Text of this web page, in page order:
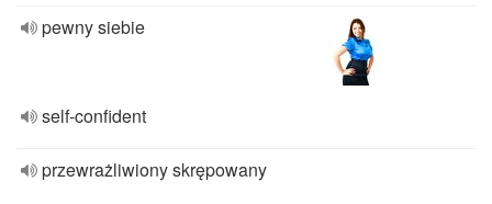
pewny siebie
self-confident
przewrażliwiony skrępowany